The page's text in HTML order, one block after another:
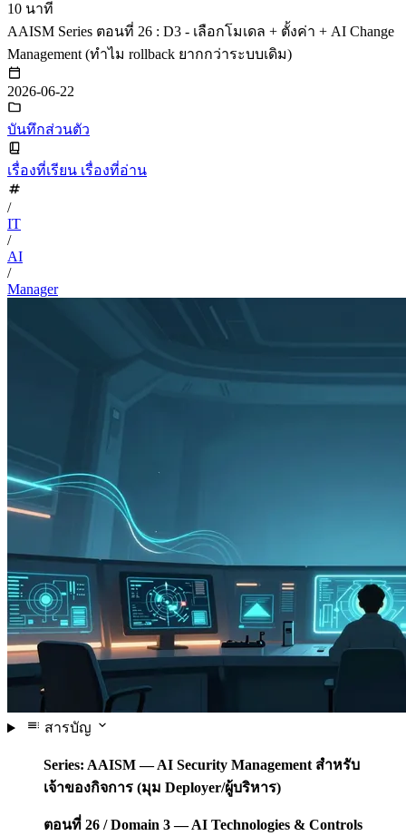
10 นาที
AAISM Series ตอนที่ 26 : D3 - เลือกโมเดล + ตั้งค่า + AI Change
Management (ทำไม rollback ยากกว่าระบบเดิม)
2026-06-22
บันทึกส่วนตัว
เรื่องที่เรียน เรื่องที่อ่าน
/
IT
/
AI
/
Manager
สารบัญ
Series: AAISM — AI Security Management สำหรับ
เจ้าของกิจการ (มุม Deployer/ผู้บริหาร)
ตอนที่ 26 / Domain 3 — AI Technologies & Controls